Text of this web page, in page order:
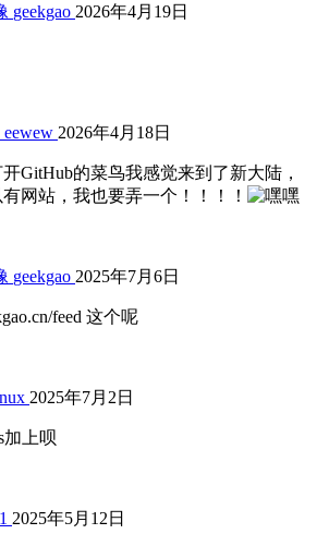
geekgao 2026年4月19日
eewew 2026年4月18日
GitHub的菜鸟我感觉来到了新大陆，
网站，我也要弄一个！！！！
geekgao 2025年7月6日
feed 这个呢
2025年7月2日
加上呗
2025年5月12日